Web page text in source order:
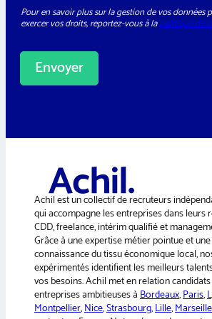
e
t
t
r
s
a
g
*
D
*
Pour en savoir plus sur la gestion de vos données
exercer vos droits, reportez-vous à lapolitique de
Envoyer
e
Achil est un collectif de recruteurs
qui accompagne les entreprises dans leurs
CDD, freelance, intérim qualifié et
Grâce à une expertise métier pointue et
connaissance du tissu économique local,
expérimentés identifient les meilleurs
vos besoins. Achil met en relation
entreprises ambitieuses àBordeaux,Paris,
Montpellier,Nice,Strasbourg,Lille,Marseille